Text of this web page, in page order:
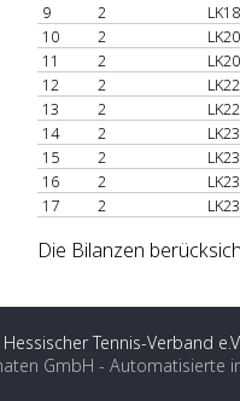
9
2
10
2
11
2
12
2
13
2
14
2
15
2
16
2
17
2
Die Bilanzen
Tennis-Verband
GmbH - Automatisierte